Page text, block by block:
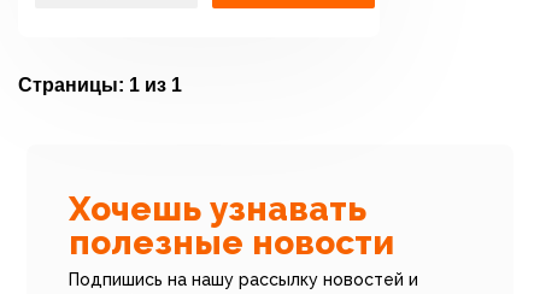
Страницы: 1 из 1
Хочешь узнавать
полезные новости
Подпишись на нашу рассылку новостей и